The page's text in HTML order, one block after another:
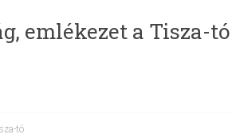
emlékezet a Tisza-tó
tó